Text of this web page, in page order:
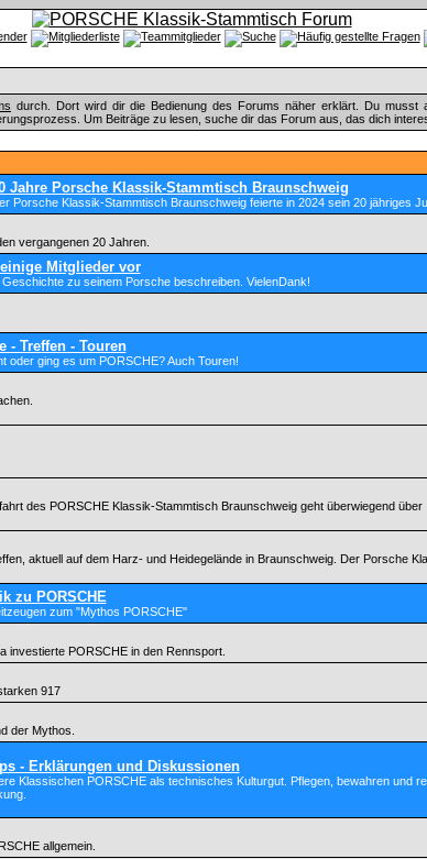
durch. Dort wird dir die Bedienung des Forums näher erklärt. Du
Um Beiträge zu lesen, suche dir das Forum aus, das dich
Jahre Porsche Klassik-Stammtisch Braunschweig
Porsche Klassik-Stammtisch Braunschweig feierte in 2024 sein 20 jähriges
vergangenen 20 Jahren.
Mitglieder vor
zu seinem Porsche beschreiben. VielenDank!
- Treffen - Touren
oder ging es um PORSCHE? Auch Touren!
des PORSCHE Klassik-Stammtisch Braunschweig geht überwiegend über
aktuell auf dem Harz- und Heidegelände in Braunschweig. Der Porsche
zu PORSCHE
zum "Mythos PORSCHE"
investierte PORSCHE in den Rennsport.
917
der Mythos.
- Erklärungen und Diskussionen
Klassischen PORSCHE als technisches Kulturgut. Pflegen, bewahren und
allgemein.